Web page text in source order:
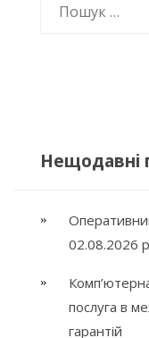
Нещодавні
02.08.2026
послуга в
гарантій